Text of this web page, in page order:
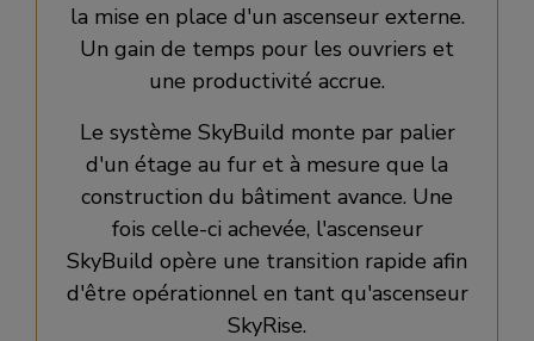
la mise en place d'un ascenseur externe.
Un gain de temps pour les ouvriers et
une productivité accrue.
Le système SkyBuild monte par palier
d'un étage au fur et à mesure que la
construction du bâtiment avance. Une
fois celle-ci achevée, l'ascenseur
SkyBuild opère une transition rapide afin
d'être opérationnel en tant qu'ascenseur
SkyRise.